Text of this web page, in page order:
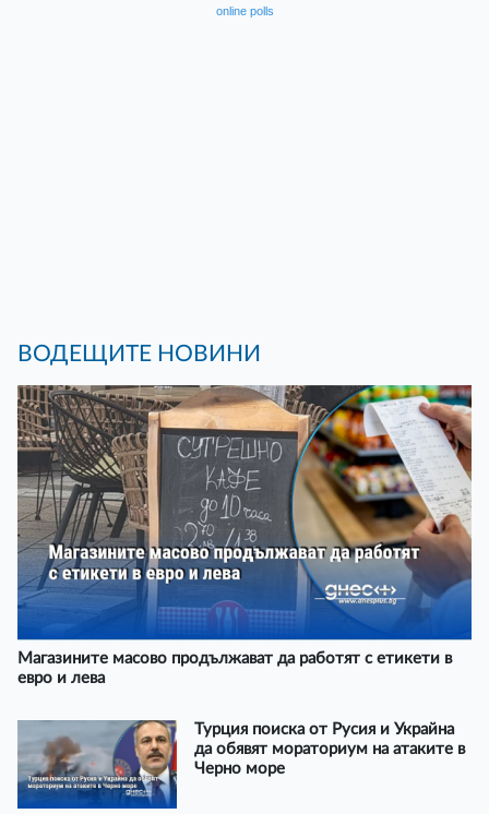
online polls
ВОДЕЩИТЕ НОВИНИ
Магазините масово продължават да работят с етикети в
евро и лева
Турция поиска от Русия и Украйна
да обявят мораториум на атаките в
Черно море